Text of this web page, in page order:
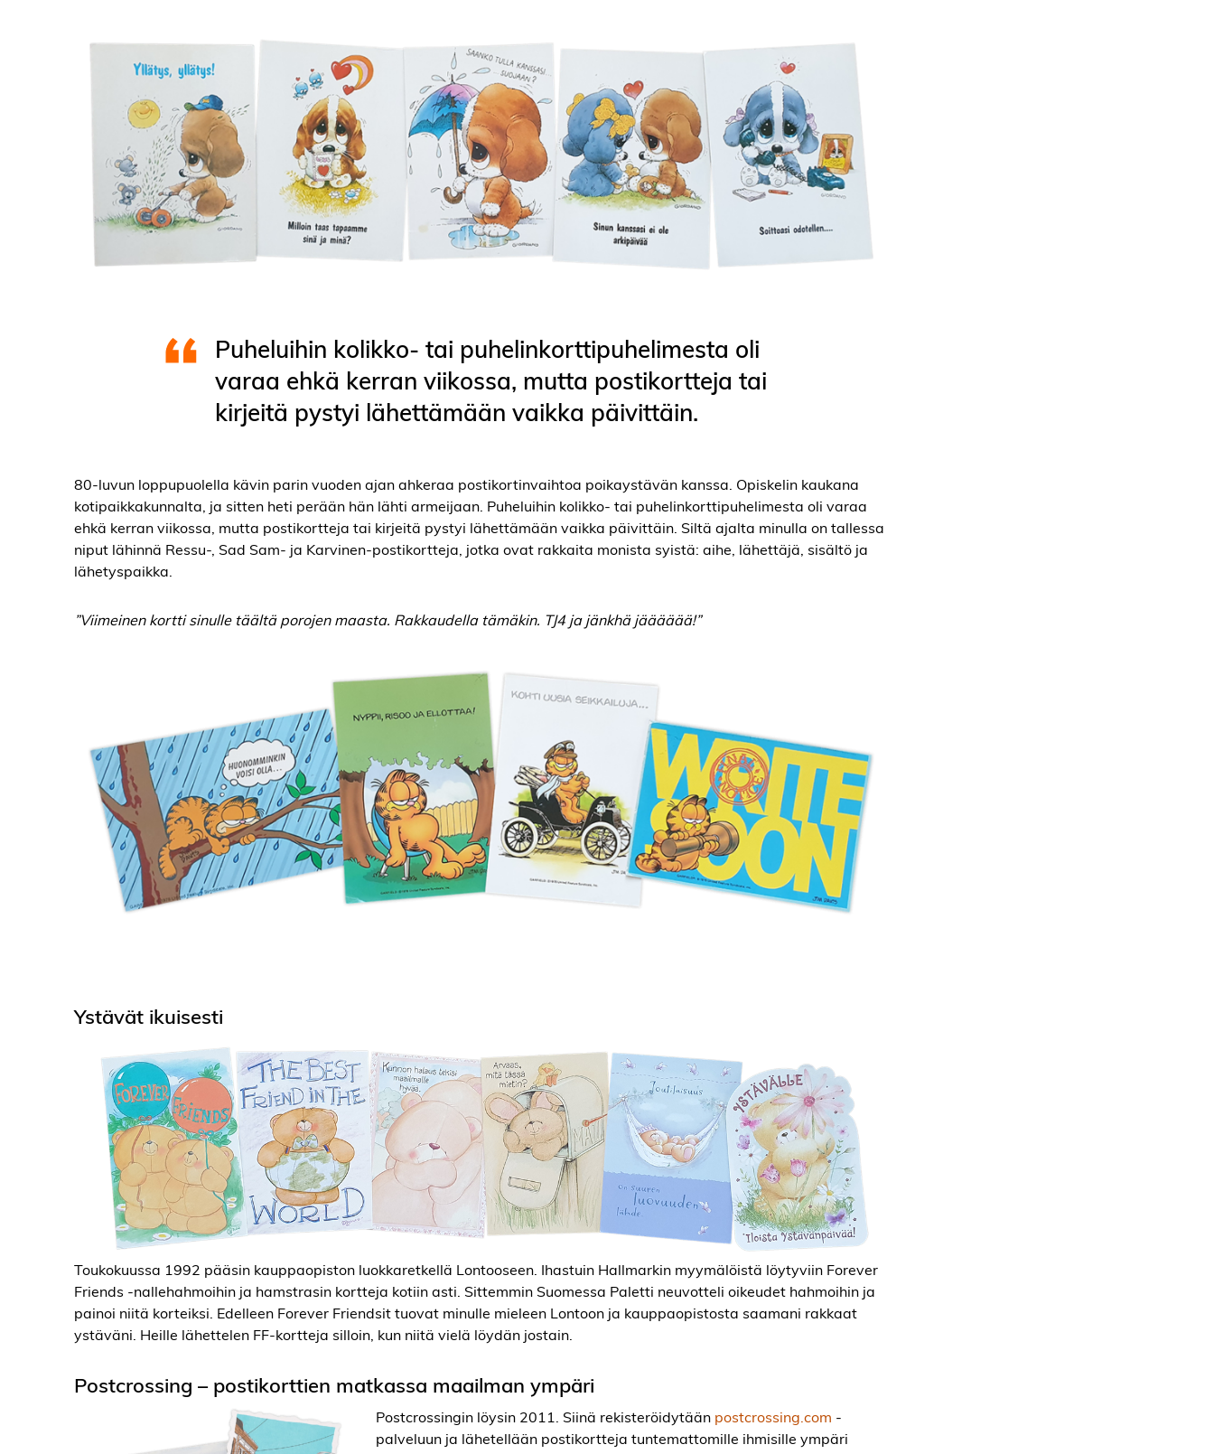
Puheluihin kolikko- tai puhelinkorttipuhelimesta oli
varaa ehkä kerran viikossa, mutta postikortteja tai
kirjeitä pystyi lähettämään vaikka päivittäin.
80-luvun loppupuolella kävin parin vuoden ajan ahkeraa postikortinvaihtoa poikaystävän kanssa. Opiskelin kaukana
kotipaikkakunnalta, ja sitten heti perään hän lähti armeijaan. Puheluihin kolikko- tai puhelinkorttipuhelimesta oli varaa
ehkä kerran viikossa, mutta postikortteja tai kirjeitä pystyi lähettämään vaikka päivittäin. Siltä ajalta minulla on tallessa
niput lähinnä Ressu-, Sad Sam- ja Karvinen-postikortteja, jotka ovat rakkaita monista syistä: aihe, lähettäjä, sisältö ja
lähetyspaikka.
”Viimeinen kortti sinulle täältä porojen maasta. Rakkaudella tämäkin. TJ4 ja jänkhä jääääää!”
Ystävät ikuisesti
Toukokuussa 1992 pääsin kauppaopiston luokkaretkellä Lontooseen. Ihastuin Hallmarkin myymälöistä löytyviin Forever
Friends -nallehahmoihin ja hamstrasin kortteja kotiin asti. Sittemmin Suomessa Paletti neuvotteli oikeudet hahmoihin ja
painoi niitä korteiksi. Edelleen Forever Friendsit tuovat minulle mieleen Lontoon ja kauppaopistosta saamani rakkaat
ystäväni. Heille lähettelen FF-kortteja silloin, kun niitä vielä löydän jostain.
Postcrossing – postikorttien matkassa maailman ympäri
Postcrossingin löysin 2011. Siinä rekisteröidytään postcrossing.com -
palveluun ja lähetellään postikortteja tuntemattomille ihmisille ympäri